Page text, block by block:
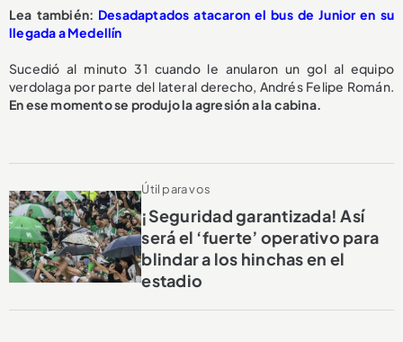
Lea también: Desadaptados atacaron el bus de Junior en su
llegada a Medellín
Sucedió al minuto 31 cuando le anularon un gol al equipo
verdolaga por parte del lateral derecho, Andrés Felipe Román.
En ese momento se produjo la agresión a la cabina.
Útil para vos
¡Seguridad garantizada! Así
será el ‘fuerte’ operativo para
blindar a los hinchas en el
estadio